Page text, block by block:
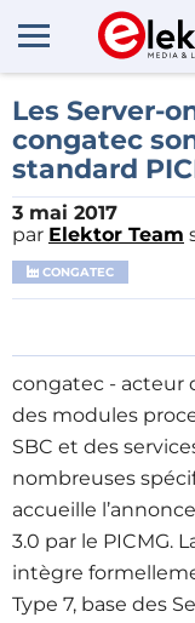
Les Server-
congatec
standard
3 mai 2017
par Elektor Team
CONGATEC
congatec - acteur
des modules
SBC et des
nombreuses
accueille
3.0 par le PICMG.
intègre
Type 7, base des